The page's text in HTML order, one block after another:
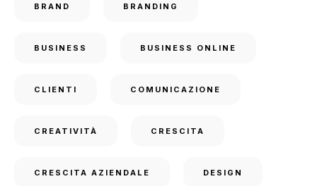
BRAND BRANDING
BUSINESS BUSINESS ONLINE
CLIENTI COMUNICAZIONE
CREATIVITÀ CRESCITA
CRESCITA AZIENDALE DESIGN